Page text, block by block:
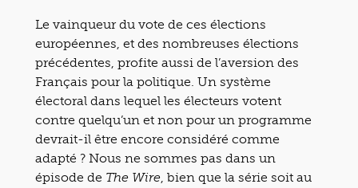
Le vainqueur du vote de ces élections
européennes, et des nombreuses élections
précédentes, profite aussi de l’aversion des
Français pour la politique. Un système
électoral dans lequel les électeurs votent
contre quelqu’un et non pour un programme
devrait-il être encore considéré comme
adapté ? Nous ne sommes pas dans un
épisode de The Wire , bien que la série soit au